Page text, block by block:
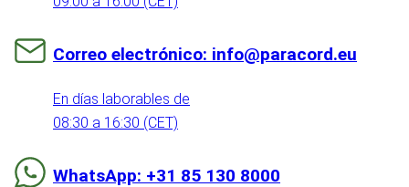
Correo electrónico: info@paracord.eu
En días laborables de
08:30 a 16:30 (CET)
WhatsApp: +31 85 130 8000